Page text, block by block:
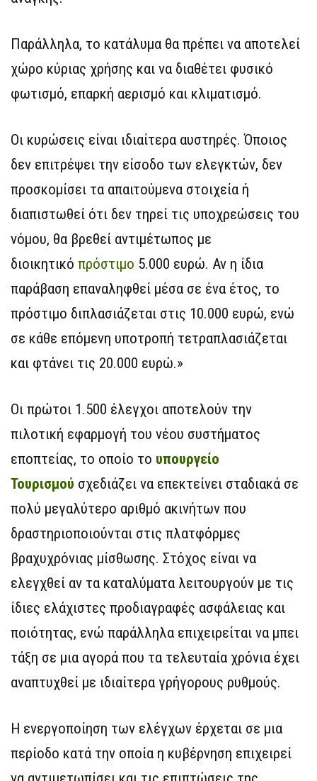
Παράλληλα, το κατάλυμα θα πρέπει να αποτελεί
χώρο κύριας χρήσης και να διαθέτει φυσικό
φωτισμό, επαρκή αερισμό και κλιματισμό.
Οι κυρώσεις είναι ιδιαίτερα αυστηρές. Όποιος
δεν επιτρέψει την είσοδο των ελεγκτών, δεν
προσκομίσει τα απαιτούμενα στοιχεία ή
διαπιστωθεί ότι δεν τηρεί τις υποχρεώσεις του
νόμου, θα βρεθεί αντιμέτωπος με
διοικητικό πρόστιμο 5.000 ευρώ. Αν η ίδια
παράβαση επαναληφθεί μέσα σε ένα έτος, το
πρόστιμο διπλασιάζεται στις 10.000 ευρώ, ενώ
σε κάθε επόμενη υποτροπή τετραπλασιάζεται
και φτάνει τις 20.000 ευρώ.»
Οι πρώτοι 1.500 έλεγχοι αποτελούν την
πιλοτική εφαρμογή του νέου συστήματος
εποπτείας, το οποίο το υπουργείο
Τουρισμού σχεδιάζει να επεκτείνει σταδιακά σε
πολύ μεγαλύτερο αριθμό ακινήτων που
δραστηριοποιούνται στις πλατφόρμες
βραχυχρόνιας μίσθωσης. Στόχος είναι να
ελεγχθεί αν τα καταλύματα λειτουργούν με τις
ίδιες ελάχιστες προδιαγραφές ασφάλειας και
ποιότητας, ενώ παράλληλα επιχειρείται να μπει
τάξη σε μια αγορά που τα τελευταία χρόνια έχει
αναπτυχθεί με ιδιαίτερα γρήγορους ρυθμούς.
Η ενεργοποίηση των ελέγχων έρχεται σε μια
περίοδο κατά την οποία η κυβέρνηση επιχειρεί